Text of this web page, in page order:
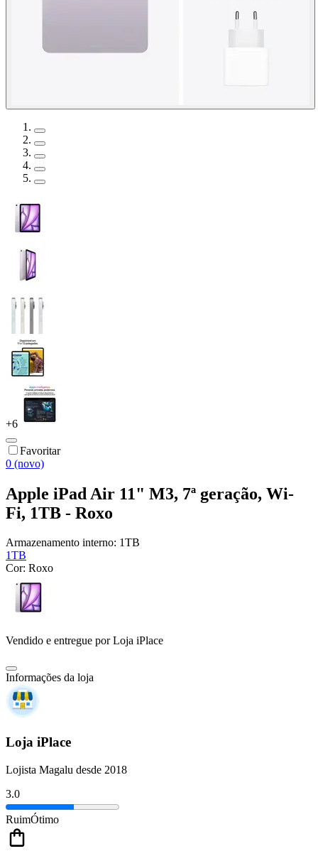
+6
Favoritar
0 (novo)
Apple iPad Air 11" M3, 7ª geração, Wi-
Fi, 1TB - Roxo
Armazenamento interno: 1TB
1TB
Cor: Roxo
Vendido e entregue por Loja iPlace
Informações da loja
Loja iPlace
Lojista Magalu desde 2018
3.0
RuimÓtimo